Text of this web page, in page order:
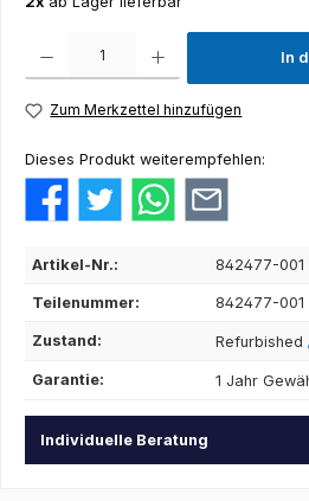
In
Zum Merkzettel hinzufügen
Dieses Produkt weiterempfehlen:
Artikel-Nr.: 842477-001
Teilenummer: 842477-001
Zustand: Refurbished
Garantie: 1 Jahr
Individuelle Beratung